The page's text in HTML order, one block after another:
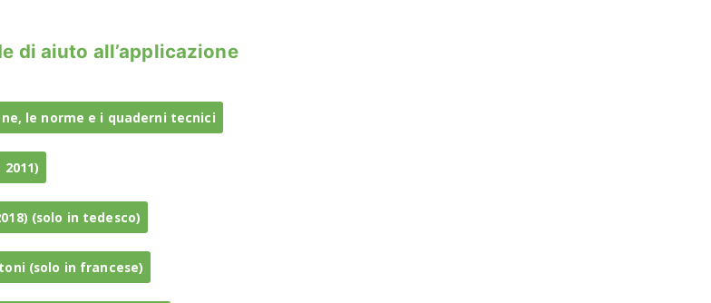
di aiuto all’applicazione
le norme e i quaderni tecnici
(solo in tedesco)
(solo in francese)